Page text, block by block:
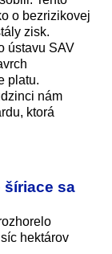
o bezrizikovej
zisk.
ústavu SAV
platu.
nám
ktorá
sa
hektárov